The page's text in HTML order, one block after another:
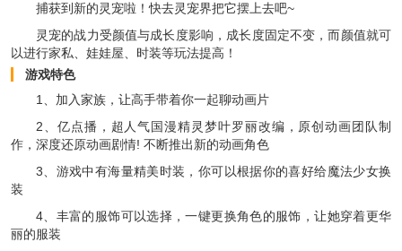
捕获到新的灵宠啦！快去灵宠界把它摆上去吧~
灵宠的战力受颜值与成长度影响，成长度固定不变，而颜值就可
以进行家私、娃娃屋、时装等玩法提高！
游戏特色
1、加入家族，让高手带着你一起聊动画片
2、亿点播，超人气国漫精灵梦叶罗丽改编，原创动画团队制
作，深度还原动画剧情! 不断推出新的动画角色
3、游戏中有海量精美时装，你可以根据你的喜好给魔法少女换
装
4、丰富的服饰可以选择，一键更换角色的服饰，让她穿着更华
丽的服装